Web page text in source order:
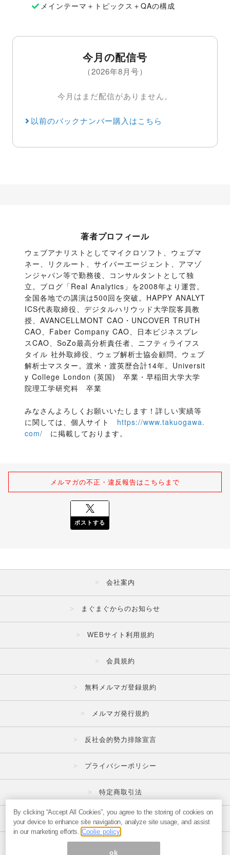
メインテーマ＋トピックス＋QAの構成
今月の配信号
（2026年8月号）
今月はまだ配信がありません。
以前のバックナンバー購入はこちら
著者プロフィール
ウェブアナリストとしてマイクロソフト、ウェブマ
ネー、リクルート、サイバーエージェント、アマゾ
ンジャパン等で勤務後、コンサルタントとして独
立。ブログ「Real Analytics」を2008年より運営。
全国各地での講演は500回を突破。HAPPY ANALYT
ICS代表取締役、デジタルハリウッド大学院客員教
授、AVANCELLMONT CAO・UNCOVER TRUTH
CAO、Faber Company CAO、日本ビジネスプレ
スCAO、SoZo最高分析責任者、ニフティライフス
タイル 社外取締役、ウェブ解析士協会顧問。ウェブ
解析士マスター。渡米・渡英歴合計14年。Universit
y College London (英国)　卒業・早稲田大学大学
院理工学研究科　卒業
みなさんよろしくお願いいたします！詳しい実績等
に関しては、個人サイト https://www.takuogawa.
com/ に掲載しております。
メルマガの不正・違反報告はこちらまで
ポストする
会社案内
まぐまぐからのお知らせ
WEBサイト利用規約
会員規約
無料メルマガ登録規約
メルマガ発行規約
反社会的勢力排除宣言
プライバシーポリシー
特定商取引法
広告掲載はこちら
メルマガの不正・違反報告はこちら
By clicking “Accept All Cookies”, you agree to the storing of cookies on
your device to enhance site navigation, analyze site usage, and assist
in our marketing efforts. Coolie policy
ok